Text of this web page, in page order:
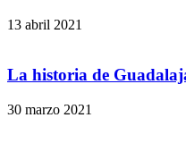
13 abril 2021
La historia de
30 marzo 2021